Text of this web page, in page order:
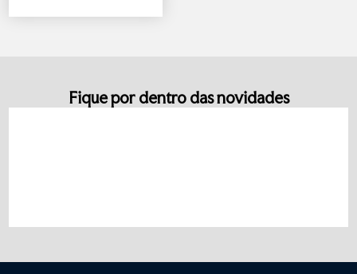
Fique por dentro das novidades